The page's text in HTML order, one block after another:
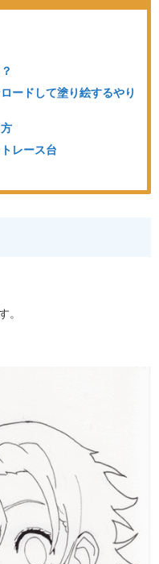
ードして塗り絵するやり
レース台
。